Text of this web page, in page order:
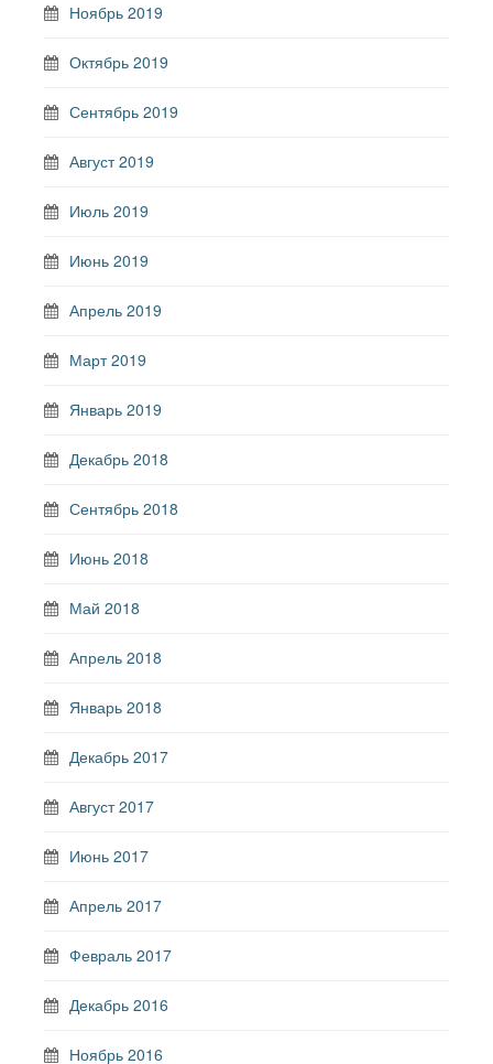
Ноябрь 2019
Октябрь 2019
Сентябрь 2019
Август 2019
Июль 2019
Июнь 2019
Апрель 2019
Март 2019
Январь 2019
Декабрь 2018
Сентябрь 2018
Июнь 2018
Май 2018
Апрель 2018
Январь 2018
Декабрь 2017
Август 2017
Июнь 2017
Апрель 2017
Февраль 2017
Декабрь 2016
Ноябрь 2016